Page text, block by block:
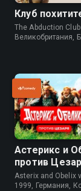
Клуб
The Abduction Club
Великобритания,
Астерикс и
против
Asterix and Obelix
1999, Германия,